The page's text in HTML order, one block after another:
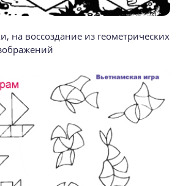
на воссоздание из геометрических